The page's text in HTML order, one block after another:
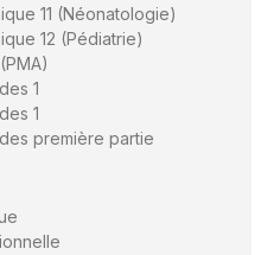
11 (Néonatologie)
12 (Pédiatrie)
1
1
première partie